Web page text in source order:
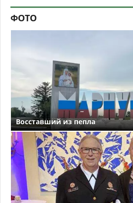
ФОТО
Восставший из пепла